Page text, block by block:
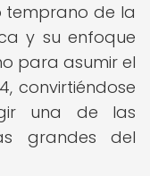
temprano de la
y su enfoque
para asumir el
convirtiéndose
una de las
grandes del